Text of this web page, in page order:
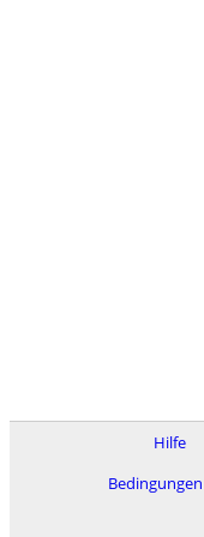
Hilfe
Bedingungen